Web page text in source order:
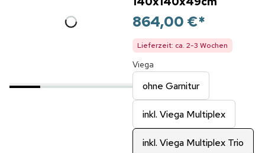
864,00 €*
Lieferzeit: ca. 2-3 Wochen
Viega
ohne Garnitur
inkl. Viega Multiplex
inkl. Viega Multiplex Trio